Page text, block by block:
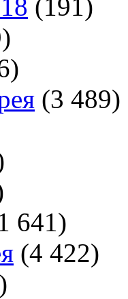
(191)
(3 489)
641)
(4 422)